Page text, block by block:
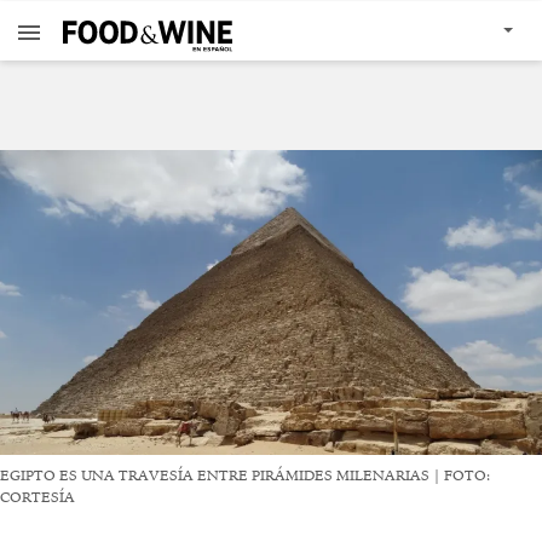
EGIPTO ES UNA TRAVESÍA ENTRE PIRÁMIDES MILENARIAS | FOTO:
CORTESÍA